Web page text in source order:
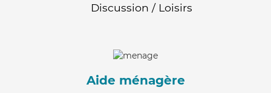
Discussion / Loisirs
Aide ménagère